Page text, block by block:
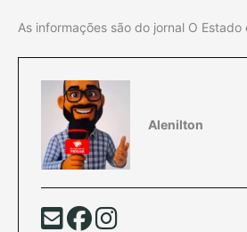
As informações são do jornal O Estado
Alenilton